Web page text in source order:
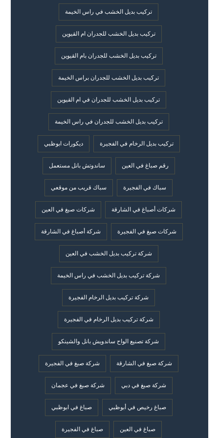
تركيب بديل الخشب في راس الخيمة
تركيب بديل الخشب للجدران ام القيوين
تركيب بديل الخشب للجدران بام القيوين
تركيب بديل الخشب للجدران براس الخيمة
تركيب بديل الخشب للجدران في ام القيوين
تركيب بديل الخشب للجدران في راس الخيمة
تركيب بديل الرخام في الفجيرة ديكورات ابوظبي
رقم صباغ في العين ساندوتش بانل مستعمل
سباك في الفجيرة سباك قريب من موقعي
شركات أصباغ في الشارقة شركات صبغ في العين
شركات صبغ في الفجيرة شركة أصباغ في الشارقة
شركة تركيب بديل الخشب في العين
شركة تركيب بديل الخشب في راس الخيمة
شركة تركيب بديل الرخام الفجيرة
شركة تركيب بديل الرخام في الفجيرة
شركة تصنيع الواح ساندويش بانل والشينكو
شركة صبغ في الشارقة شركة صبغ في الفجيرة
شركة صبغ في دبي شركة صبغ في عجمان
صباغ رخيص في أبوظبي صباغ في ابوظبي
صباغ في العين صباغ في الفجيرة